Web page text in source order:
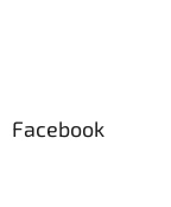
Facebook